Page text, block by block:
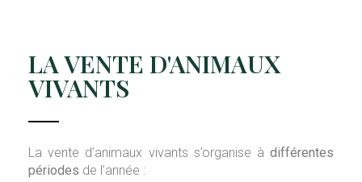
LA VENTE D'ANIMAUX
VIVANTS
La vente d’animaux vivants s’organise à différentes
périodes de l’année :